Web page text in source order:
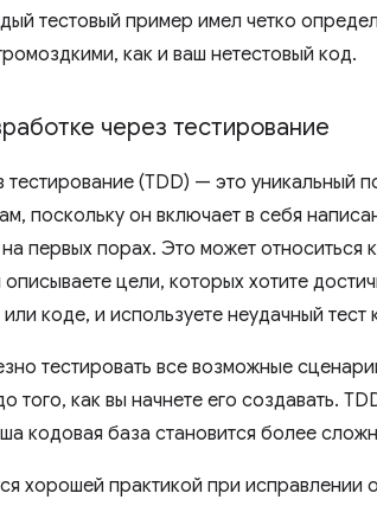
тестовый пример имел четко
как и ваш нетестовый код.
через тестирование
тестирование (TDD) — это уникальный
поскольку он включает в себя
первых порах. Это может относиться
цели, которых хотите
коде, и используете неудачный
тестировать все возможные
того, как вы начнете его создавать.
кодовая база становится более
хорошей практикой при